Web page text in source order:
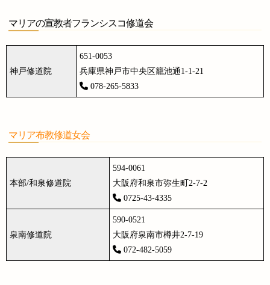
マリアの宣教者フランシスコ修道会
神戸修道院
651-0053
兵庫県神戸市中央区籠池通1-1-21
078-265-5833
マリア布教修道女会
本部/和泉修道院
594-0061
大阪府和泉市弥生町2-7-2
0725-43-4335
泉南修道院
590-0521
大阪府泉南市樽井2-7-19
072-482-5059